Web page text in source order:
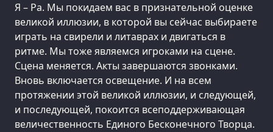
Я – Ра. Мы покидаем вас в признательной оценке
великой иллюзии, в которой вы сейчас выбираете
играть на свирели и литаврах и двигаться в
ритме. Мы тоже являемся игроками на сцене.
Сцена меняется. Акты завершаются звонками.
Вновь включается освещение. И на всем
протяжении этой великой иллюзии, и следующей,
и последующей, покоится всеподдерживающая
величественность Единого Бесконечного Творца.